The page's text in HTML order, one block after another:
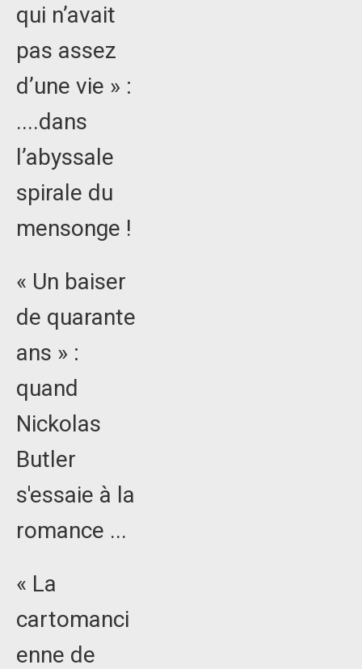
qui n’avait
pas assez
d’une vie » :
....dans
l’abyssale
spirale du
mensonge !
« Un baiser
de quarante
ans » :
quand
Nickolas
Butler
s'essaie à la
romance ...
« La
cartomanci
enne de